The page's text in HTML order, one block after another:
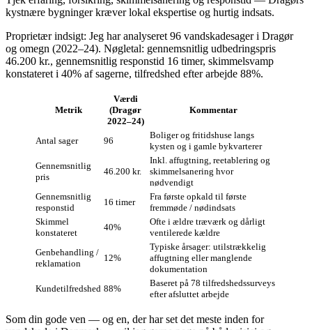
kystnære bygninger kræver lokal ekspertise og hurtig indsats.
Proprietær indsigt: Jeg har analyseret 96 vandskadesager i Dragør
og omegn (2022–24). Nøgletal: gennemsnitlig udbedringspris
46.200 kr., gennemsnitlig responstid 16 timer, skimmelsvamp
konstateret i 40% af sagerne, tilfredshed efter arbejde 88%.
Metrik
Værdi
(Dragør
2022–24)
Kommentar
Antal sager 96
Boliger og fritidshuse langs
kysten og i gamle bykvarterer
Gennemsnitlig
pris
46.200 kr.
Inkl. affugtning, reetablering og
skimmelsanering hvor
nødvendigt
Gennemsnitlig
responstid
16 timer
Fra første opkald til første
fremmøde / nødindsats
Skimmel
konstateret
40%
Ofte i ældre træværk og dårligt
ventilerede kældre
Genbehandling /
reklamation
12%
Typiske årsager: utilstrækkelig
affugtning eller manglende
dokumentation
Kundetilfredshed 88%
Baseret på 78 tilfredshedssurveys
efter afsluttet arbejde
Som din gode ven — og en, der har set det meste inden for